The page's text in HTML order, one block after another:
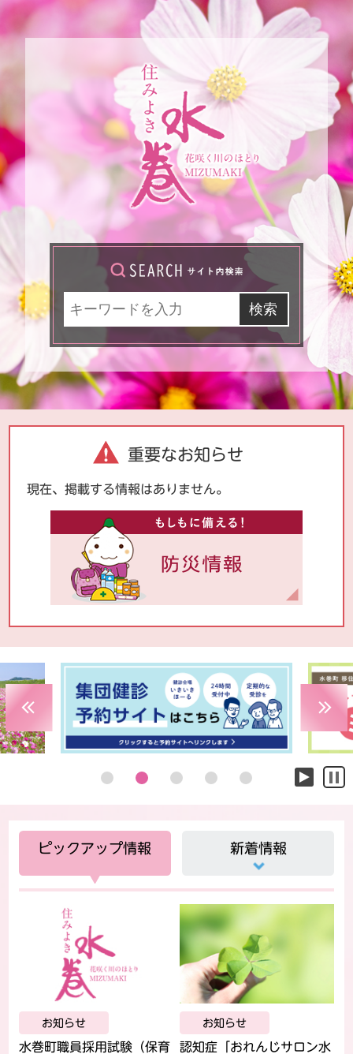
重要なお知らせ
現在、掲載する情報はありません。
Previous Next
ピックアップ情報 新着情報
お知らせ
水巻町職員採用試験（保育
お知らせ
認知症「おれんじサロン水